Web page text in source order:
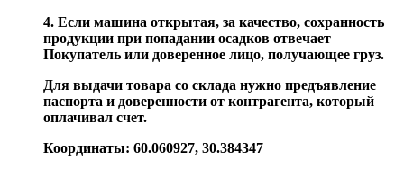
4. Если машина открытая, за качество, сохранность
продукции при попадании осадков отвечает
Покупатель или доверенное лицо, получающее груз.
Для выдачи товара со склада нужно предъявление
паспорта и доверенности от контрагента, который
оплачивал счет.
Координаты: 60.060927, 30.384347